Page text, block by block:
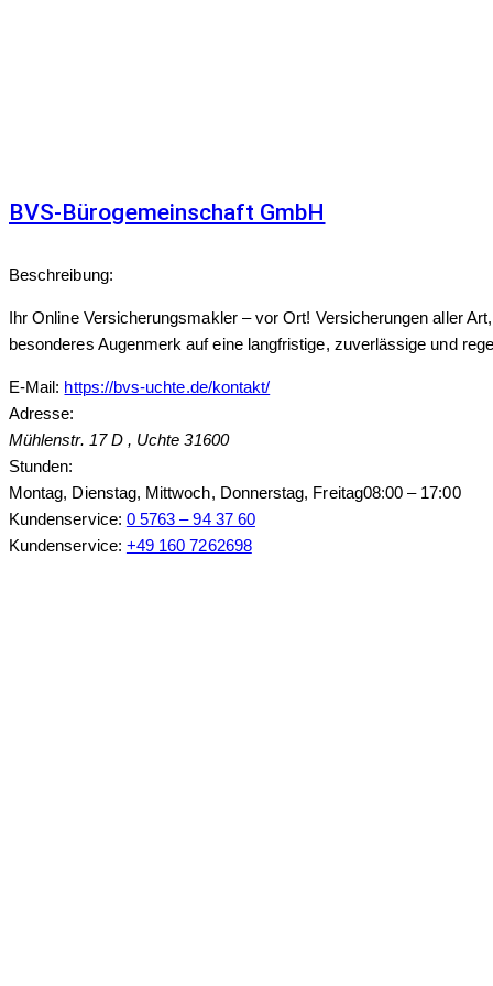
BVS-Bürogemeinschaft GmbH
Beschreibung:
Ihr Online Versicherungsmakler – vor Ort! Versicherungen aller
besonderes Augenmerk auf eine langfristige, zuverlässige und
E-Mail: https://bvs-uchte.de/kontakt/
Adresse:
Mühlenstr. 17 D, Uchte 31600
Stunden:
Montag, Dienstag, Mittwoch, Donnerstag, Freitag08:00 – 17:00
Kundenservice: 0 5763 – 94 37 60
Kundenservice: +49 160 7262698